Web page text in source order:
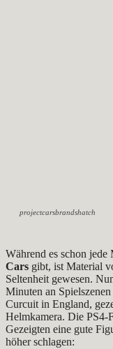
projectcarsbrandshatch
Während es schon
Cars gibt, ist Material
Seltenheit gewesen.
Minuten an
Curcuit in England,
Helmkamera. Die PS4-
Gezeigten eine gute
höher schlagen: